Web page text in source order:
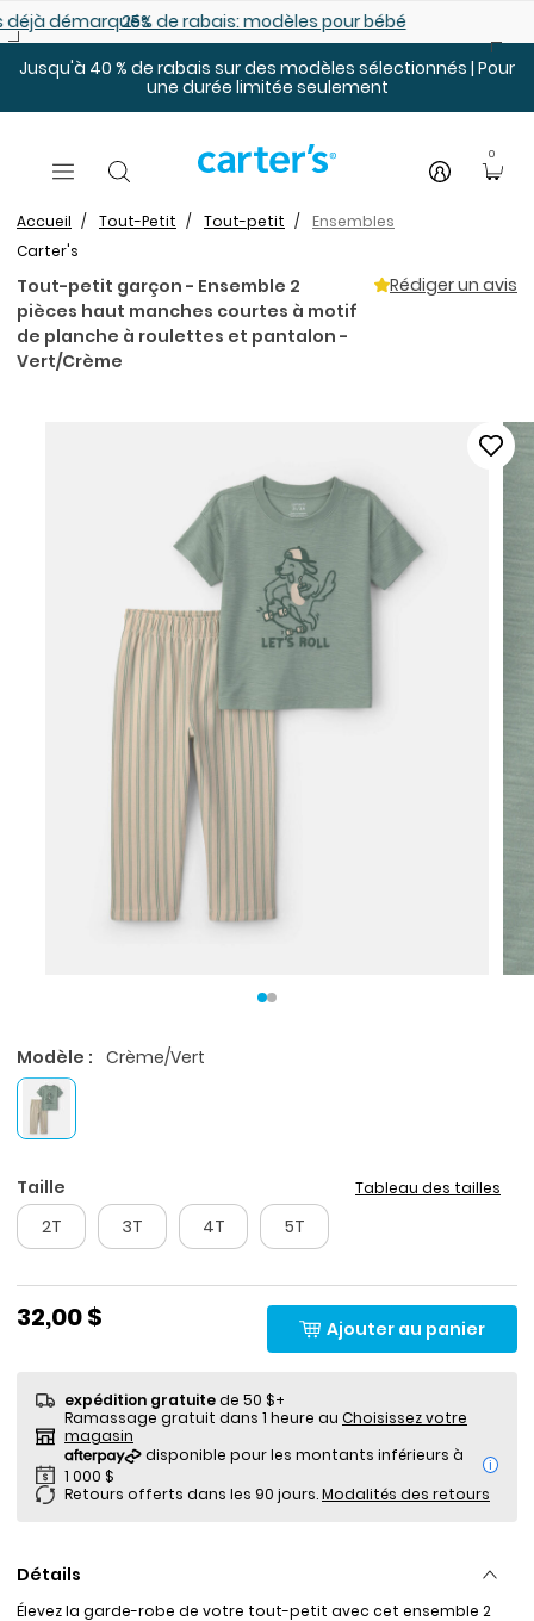
démarqués25% de rabais: modèles pour bébé
Jusqu'à 40 % de rabais sur des modèles sélectionnés | Pour
une durée limitée seulement
0
Accueil Tout-Petit Tout-petit
Ensembles
Carter's
Tout-petit garçon - Ensemble 2
pièces haut manches courtes à motif
de planche à roulettes et pantalon -
Vert/Crème
Rédiger un avis
Modèle : Crème/Vert
Taille Tableau des tailles
2T 3T 4T 5T
32,00 $ Ajouter au panier
expédition gratuitede 50 $+
Ramassage gratuit dans 1 heure au Choisissez votre
magasin
i
Retours offerts dans les 90 jours.Modalités des retours
Détails
Élevez la garde-robe de votre tout-petit avec cet ensemble 2